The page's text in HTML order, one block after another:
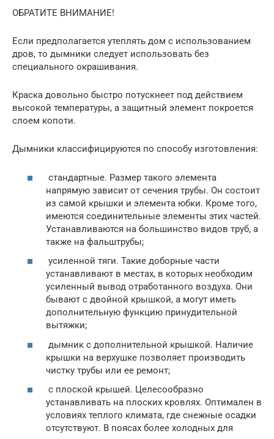
ОБРАТИТЕ ВНИМАНИЕ!
Если предполагается утеплять дом с использованием
дров, то дымники следует использовать без
специального окрашивания.
Краска довольно быстро потускнеет под действием
высокой температуры, а защитный элемент покроется
слоем копоти.
Дымники классифицируются по способу изготовления:
стандартные. Размер такого элемента
напрямую зависит от сечения трубы. Он состоит
из самой крышки и элемента юбки. Кроме того,
имеются соединительные элементы этих частей.
Устанавливаются на большинство видов труб, а
также на фальштрубы;
усиленной тяги. Такие доборные части
устанавливают в местах, в которых необходим
усиленный вывод отработанного воздуха. Они
бывают с двойной крышкой, а могут иметь
дополнительную функцию принудительной
вытяжки;
дымник с дополнительной крышкой. Наличие
крышки на верхушке позволяет производить
чистку трубы или ее ремонт;
с плоской крышей. Целесообразно
устанавливать на плоских кровлях. Оптимален в
условиях теплого климата, где снежные осадки
отсутствуют. В поясах более холодных для